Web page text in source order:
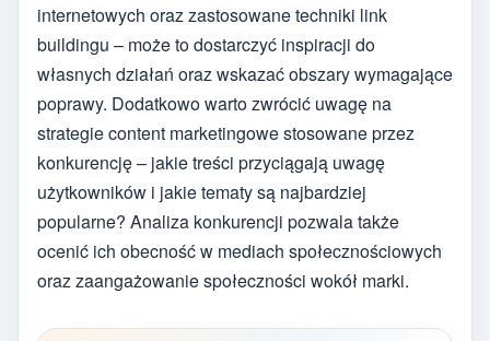
internetowych oraz zastosowane techniki link
buildingu – może to dostarczyć inspiracji do
własnych działań oraz wskazać obszary wymagające
poprawy. Dodatkowo warto zwrócić uwagę na
strategie content marketingowe stosowane przez
konkurencję – jakie treści przyciągają uwagę
użytkowników i jakie tematy są najbardziej
popularne? Analiza konkurencji pozwala także
ocenić ich obecność w mediach społecznościowych
oraz zaangażowanie społeczności wokół marki.